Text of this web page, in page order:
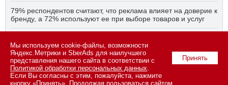
79% респондентов считают, что реклама влияет на доверие к
бренду, а 72% используют ее при выборе товаров и услуг
ПО нужно всё сразу? Часть I
© 2026 ООО «СК ПРЕСС».Политика конфиденциальности
Принять
Мы используем cookie-файлы, возможности
Яндекс.Метрики и SberAds для наилучшего
представления нашего сайта в соответствии с
Политикой обработки персональных данных.
Если Вы согласны с этим, пожалуйста, нажмите
кнопку «Принять». Продолжая пользоваться сайтом,